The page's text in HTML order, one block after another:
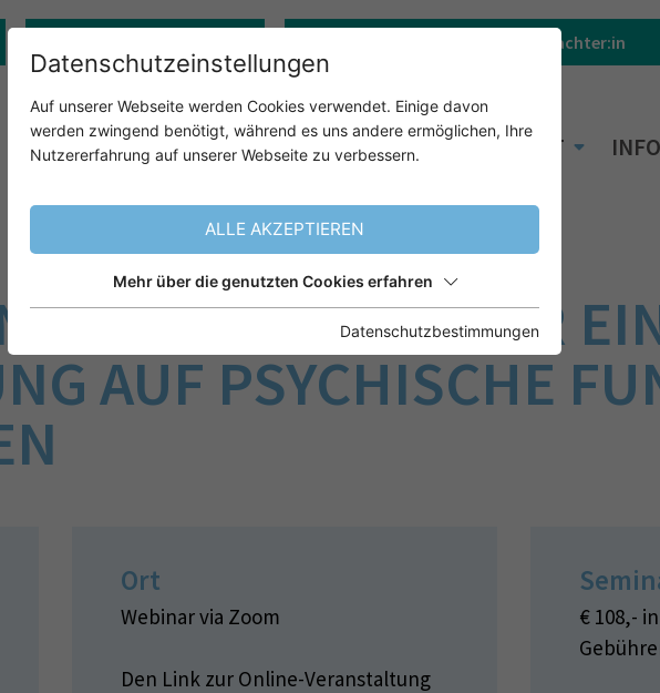
‐ DER
AUF PSYCHISCHE
Ort
Webinar via Zoom
Den Link zur Online-Veranstaltung
€ 108,-
Datenschutzeinstellungen
Auf unserer Webseite werden Cookies verwendet. Einige davon
werden zwingend benötigt, während es uns andere ermöglichen, Ihre
Nutzererfahrung auf unserer Webseite zu verbessern.
ALLE AKZEPTIEREN
Mehr über die genutzten Cookies erfahren
Datenschutzbestimmungen
Klinisch-psychologische:r Gutachter:in
ÜBER UNS UNSER ANGEBOT